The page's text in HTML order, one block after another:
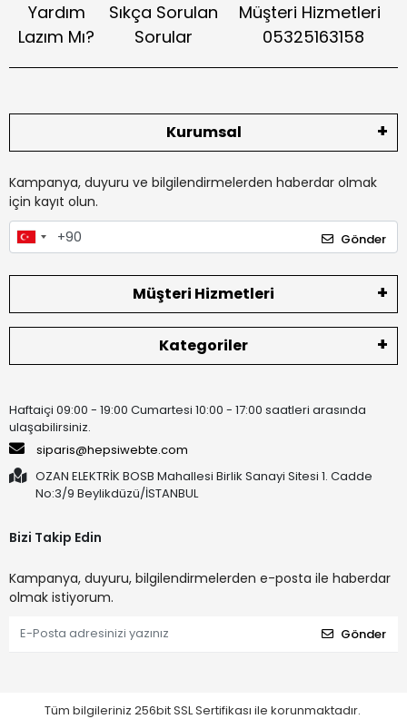
Yardım
Lazım Mı?
Sıkça Sorulan
Sorular
Müşteri Hizmetleri
05325163158
Kurumsal
Kampanya, duyuru ve bilgilendirmelerden haberdar olmak
için kayıt olun.
Gönder
Müşteri Hizmetleri
Kategoriler
Haftaiçi 09:00 - 19:00 Cumartesi 10:00 - 17:00 saatleri arasında
ulaşabilirsiniz.
siparis@hepsiwebte.com
OZAN ELEKTRİK BOSB Mahallesi Birlik Sanayi Sitesi 1. Cadde
No:3/9 Beylikdüzü/İSTANBUL
Bizi Takip Edin
Kampanya, duyuru, bilgilendirmelerden e-posta ile haberdar
olmak istiyorum.
Gönder
Tüm bilgileriniz 256bit SSL Sertifikası ile korunmaktadır.